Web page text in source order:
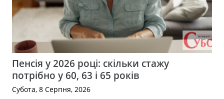
Пенсія у 2026 році: скільки стажу
потрібно у 60, 63 і 65 років
Субота, 8 Серпня, 2026